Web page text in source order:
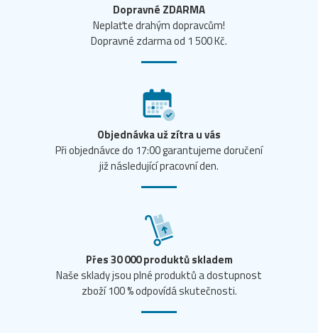
Dopravné ZDARMA
Neplaťte drahým dopravcům!
Dopravné zdarma od 1 500 Kč.
Objednávka už zítra u vás
Při objednávce do 17:00 garantujeme doručení
již následující pracovní den.
Přes 30 000 produktů skladem
Naše sklady jsou plné produktů a dostupnost
zboží 100 % odpovídá skutečnosti.